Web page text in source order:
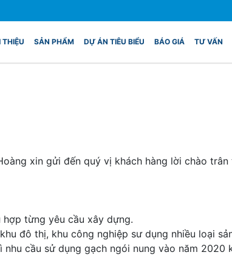
THIỆU SẢN PHẨM DỰ ÁN TIÊU BIỂU BÁO GIÁ TƯ VẤN
xin gửi đến quý vị khách hàng lời chào trân
từng yêu cầu xây dựng.
đô thị, khu công nghiệp sư dụng nhiều loại
cầu sử dụng gạch ngói nung vào năm